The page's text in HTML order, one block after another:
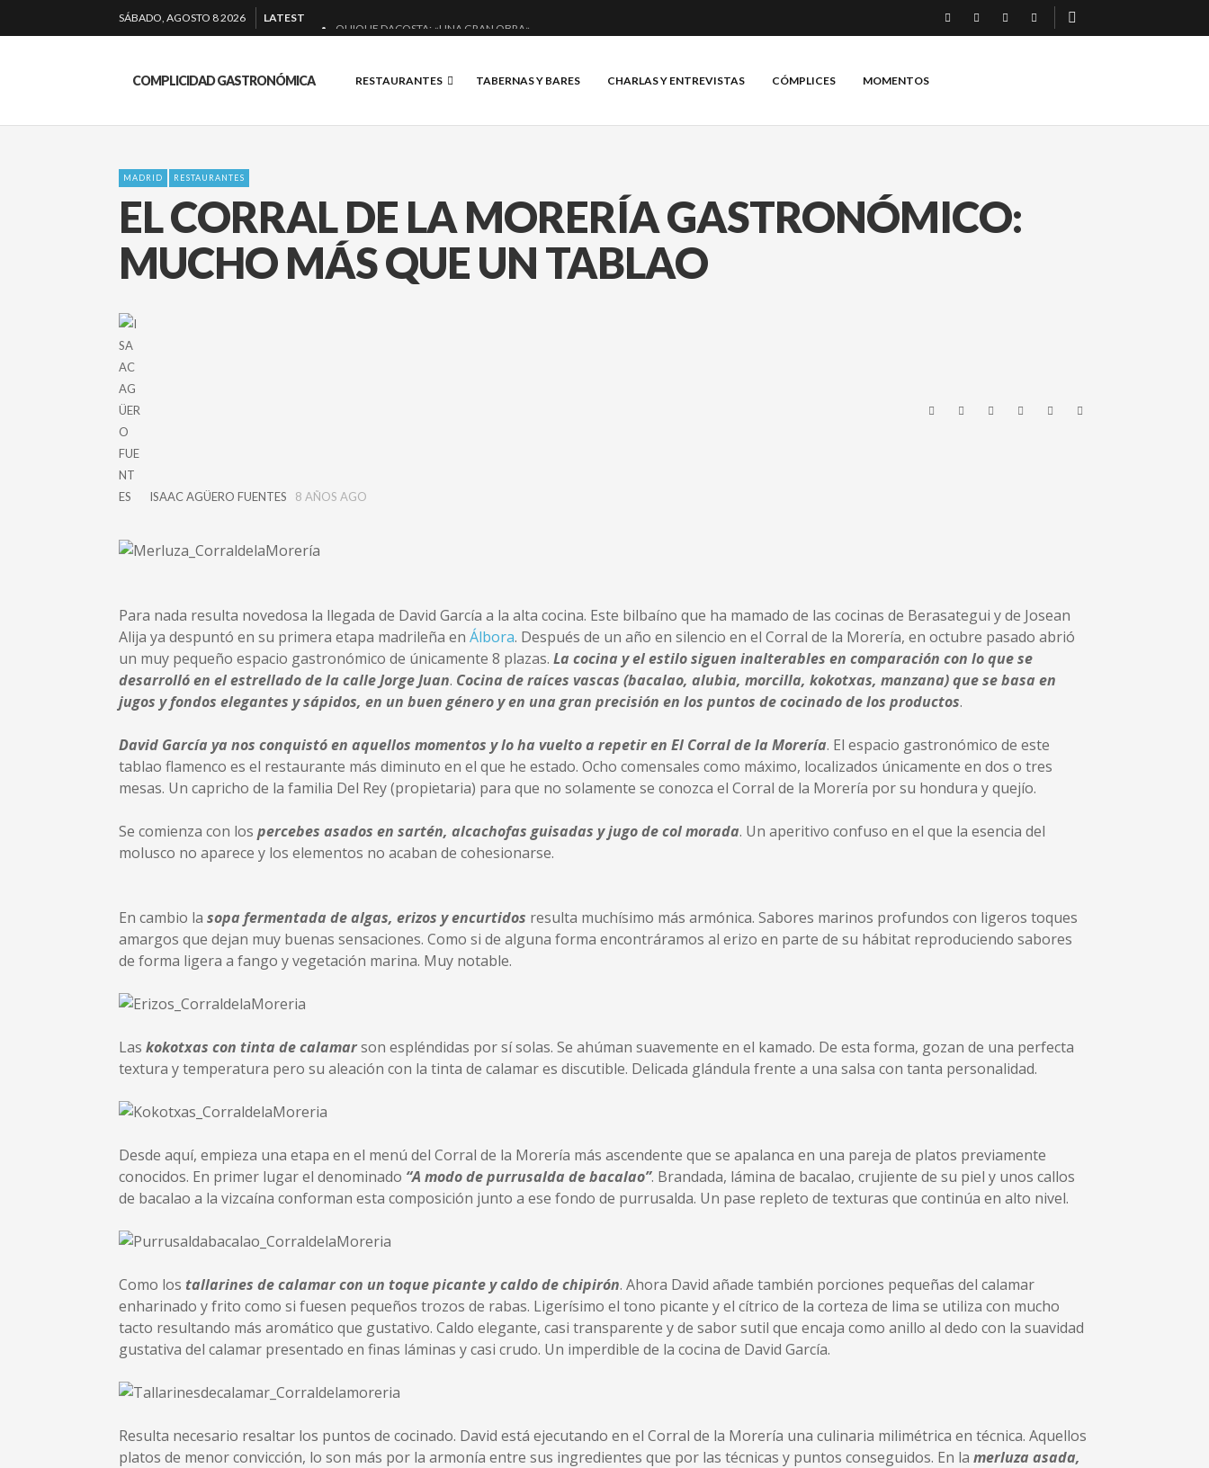
SÁBADO, AGOSTO 8 2026
LATEST
QUIQUE DACOSTA: «UNA GRAN OBRA»
BAKKO: NIGIRIS, VINO Y BRASAS.
COMPLICIDAD GASTRONÓMICA RESTAURANTES TABERNAS Y BARES CHARLAS Y ENTREVISTAS CÓMPLICES MOMENTOS
MADRID RESTAURANTES
EL CORRAL DE LA MORERÍA GASTRONÓMICO:
MUCHO MÁS QUE UN TABLAO
ISAAC AGÜERO FUENTES 8 AÑOS AGO
Para nada resulta novedosa la llegada de David García a la alta cocina. Este bilbaíno que ha mamado de las cocinas de Berasategui y de Josean
Alija ya despuntó en su primera etapa madrileña en Álbora. Después de un año en silencio en el Corral de la Morería, en octubre pasado abrió
un muy pequeño espacio gastronómico de únicamente 8 plazas. La cocina y el estilo siguen inalterables en comparación con lo que se
desarrolló en el estrellado de la calle Jorge Juan. Cocina de raíces vascas (bacalao, alubia, morcilla, kokotxas, manzana) que se basa en
jugos y fondos elegantes y sápidos, en un buen género y en una gran precisión en los puntos de cocinado de los productos.
David García ya nos conquistó en aquellos momentos y lo ha vuelto a repetir en El Corral de la Morería. El espacio gastronómico de este
tablao flamenco es el restaurante más diminuto en el que he estado. Ocho comensales como máximo, localizados únicamente en dos o tres
mesas. Un capricho de la familia Del Rey (propietaria) para que no solamente se conozca el Corral de la Morería por su hondura y quejío.
Se comienza con los percebes asados en sartén, alcachofas guisadas y jugo de col morada. Un aperitivo confuso en el que la esencia del
molusco no aparece y los elementos no acaban de cohesionarse.
En cambio la sopa fermentada de algas, erizos y encurtidos resulta muchísimo más armónica. Sabores marinos profundos con ligeros toques
amargos que dejan muy buenas sensaciones. Como si de alguna forma encontráramos al erizo en parte de su hábitat reproduciendo sabores
de forma ligera a fango y vegetación marina. Muy notable.
Las kokotxas con tinta de calamarson espléndidas por sí solas. Se ahúman suavemente en el kamado. De esta forma, gozan de una perfecta
textura y temperatura pero su aleación con la tinta de calamar es discutible. Delicada glándula frente a una salsa con tanta personalidad.
Desde aquí, empieza una etapa en el menú del Corral de la Morería más ascendente que se apalanca en una pareja de platos previamente
conocidos. En primer lugar el denominado “A modo de purrusalda de bacalao”. Brandada, lámina de bacalao, crujiente de su piel y unos callos
de bacalao a la vizcaína conforman esta composición junto a ese fondo de purrusalda. Un pase repleto de texturas que continúa en alto nivel.
Como los tallarines de calamar con un toque picante y caldo de chipirón. Ahora David añade también porciones pequeñas del calamar
enharinado y frito como si fuesen pequeños trozos de rabas. Ligerísimo el tono picante y el cítrico de la corteza de lima se utiliza con mucho
tacto resultando más aromático que gustativo. Caldo elegante, casi transparente y de sabor sutil que encaja como anillo al dedo con la suavidad
gustativa del calamar presentado en finas láminas y casi crudo. Un imperdible de la cocina de David García.
Resulta necesario resaltar los puntos de cocinado. David está ejecutando en el Corral de la Morería una culinaria milimétrica en técnica. Aquellos
platos de menor convicción, lo son más por la armonía entre sus ingredientes que por las técnicas y puntos conseguidos. En la merluza asada,